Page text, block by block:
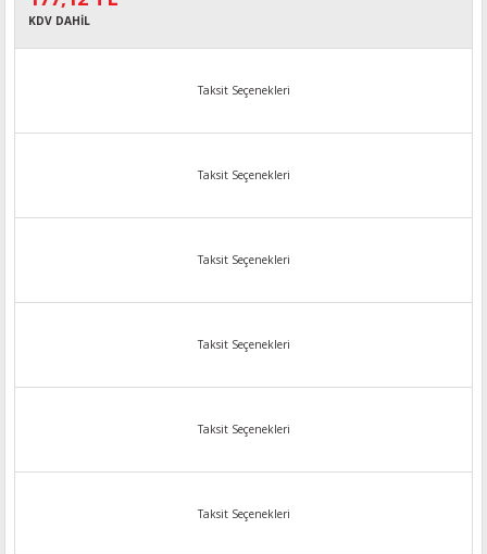
KDV DAHİL
Taksit Seçenekleri
Taksit Seçenekleri
Taksit Seçenekleri
Taksit Seçenekleri
Taksit Seçenekleri
Taksit Seçenekleri